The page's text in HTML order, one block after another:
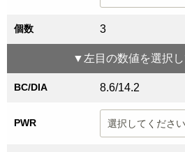
個数 3
▼ 左目 の数値を選択
BC/DIA 8.6/14.2
PWR